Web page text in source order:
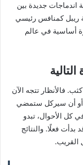
اندماجات جديدة بين
ريبل كمنافس رئيسي
أساسية في عالم
فالأنظار تتجه الآن
أو أن سيركل ستمضي
كل الأحوال، تبدو
فعلًا. والنتائج
القريب.